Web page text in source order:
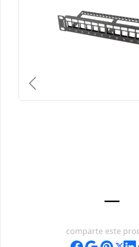
Previous
comparte este